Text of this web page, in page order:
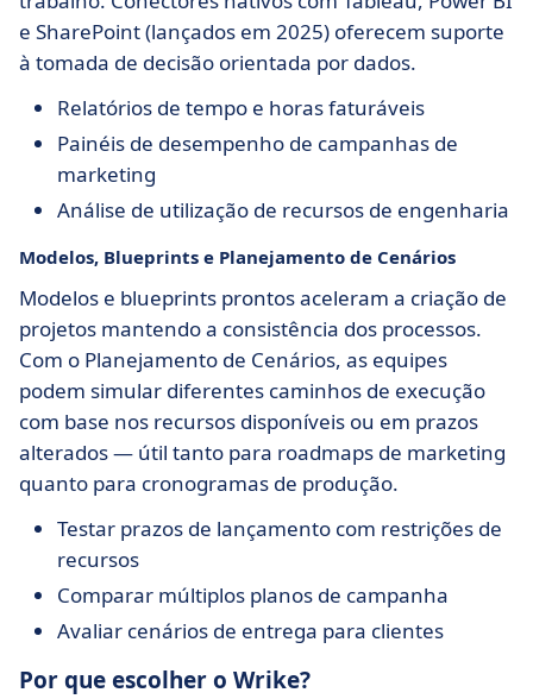
e SharePoint (lançados em 2025) oferecem suporte
à tomada de decisão orientada por dados.
Relatórios de tempo e horas faturáveis
Painéis de desempenho de campanhas de
marketing
Análise de utilização de recursos de engenharia
Modelos, Blueprints e Planejamento de Cenários
Modelos e blueprints prontos aceleram a criação de
projetos mantendo a consistência dos processos.
Com o Planejamento de Cenários, as equipes
podem simular diferentes caminhos de execução
com base nos recursos disponíveis ou em prazos
alterados — útil tanto para roadmaps de marketing
quanto para cronogramas de produção.
Testar prazos de lançamento com restrições de
recursos
Comparar múltiplos planos de campanha
Avaliar cenários de entrega para clientes
Por que escolher o Wrike?